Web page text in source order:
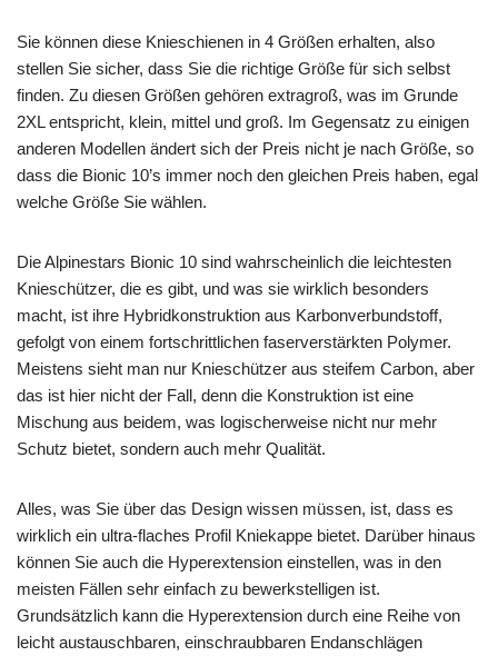
Sie können diese Knieschienen in 4 Größen erhalten, also
stellen Sie sicher, dass Sie die richtige Größe für sich selbst
finden. Zu diesen Größen gehören extragroß, was im Grunde
2XL entspricht, klein, mittel und groß. Im Gegensatz zu einigen
anderen Modellen ändert sich der Preis nicht je nach Größe, so
dass die Bionic 10’s immer noch den gleichen Preis haben, egal
welche Größe Sie wählen.
Die Alpinestars Bionic 10 sind wahrscheinlich die leichtesten
Knieschützer, die es gibt, und was sie wirklich besonders
macht, ist ihre Hybridkonstruktion aus Karbonverbundstoff,
gefolgt von einem fortschrittlichen faserverstärkten Polymer.
Meistens sieht man nur Knieschützer aus steifem Carbon, aber
das ist hier nicht der Fall, denn die Konstruktion ist eine
Mischung aus beidem, was logischerweise nicht nur mehr
Schutz bietet, sondern auch mehr Qualität.
Alles, was Sie über das Design wissen müssen, ist, dass es
wirklich ein ultra-flaches Profil Kniekappe bietet. Darüber hinaus
können Sie auch die Hyperextension einstellen, was in den
meisten Fällen sehr einfach zu bewerkstelligen ist.
Grundsätzlich kann die Hyperextension durch eine Reihe von
leicht austauschbaren, einschraubbaren Endanschlägen